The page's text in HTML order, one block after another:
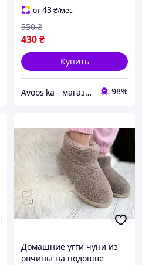
от43₴/мес
430₴
550 ₴
Купить
Avoos'ka - магазин для Вашого дому та комфорту,) 98%
Домашние угги чуни из
овчины на подошве